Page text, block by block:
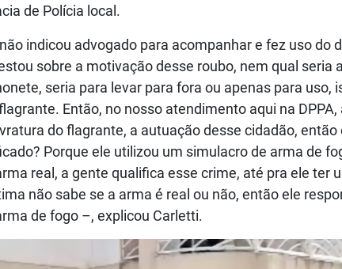
de Polícia local.
indicou advogado para acompanhar e fez uso do
sobre a motivação desse roubo, nem qual seria
seria para levar para fora ou apenas para uso,
Então, no nosso atendimento aqui na DPPA,
do flagrante, a autuação desse cidadão, então
Porque ele utilizou um simulacro de arma de
real, a gente qualifica esse crime, até pra ele ter
não sabe se a arma é real ou não, então ele
de fogo –, explicou Carletti.